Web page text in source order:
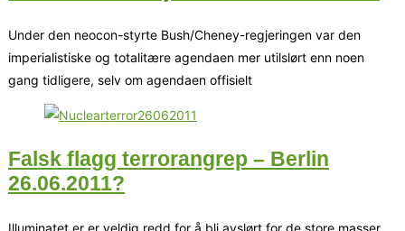
Under den neocon-styrte Bush/Cheney-regjeringen var den
imperialistiske og totalitære agendaen mer utilslørt enn noen
gang tidligere, selv om agendaen offisielt
Falsk flagg terrorangrep – Berlin
26.06.2011?
Illuminatet er er veldig redd for å bli avslørt for de store masser